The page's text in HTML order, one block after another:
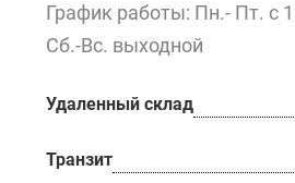
График работы: Пн.- Пт. с
Сб.-Вс. выходной
Удаленный склад
Транзит